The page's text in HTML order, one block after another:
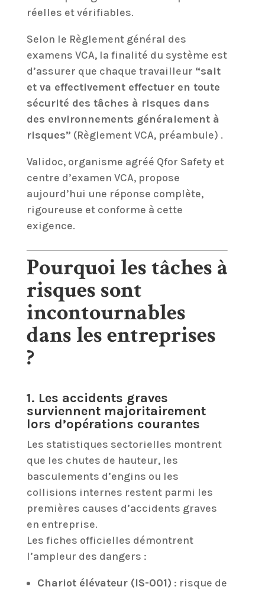
réelles et vérifiables.
Selon le Règlement général des
examens VCA, la finalité du système est
d’assurer que chaque travailleur “sait
et va effectivement effectuer en toute
sécurité des tâches à risques dans
des environnements généralement à
risques” (Règlement VCA, préambule) .
Validoc, organisme agréé Qfor Safety et
centre d’examen VCA, propose
aujourd’hui une réponse complète,
rigoureuse et conforme à cette
exigence.
Pourquoi les tâches à
risques sont
incontournables
dans les entreprises
?
1. Les accidents graves
surviennent majoritairement
lors d’opérations courantes
Les statistiques sectorielles montrent
que les chutes de hauteur, les
basculements d’engins ou les
collisions internes restent parmi les
premières causes d’accidents graves
en entreprise.
Les fiches officielles démontrent
l’ampleur des dangers :
Chariot élévateur (IS-001) : risque de